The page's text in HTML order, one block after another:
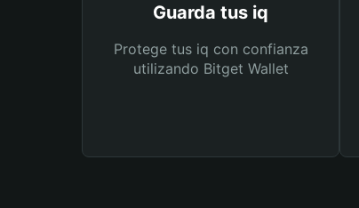
Guarda tus iq
Protege tus iq con confianza
utilizando Bitget Wallet